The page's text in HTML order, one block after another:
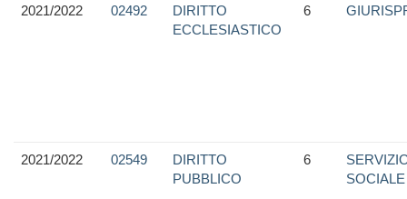
2021/2022 02492
DIRITTO
ECCLESIASTICO
6
2021/2022 02549
DIRITTO
PUBBLICO
6
SOCIALE